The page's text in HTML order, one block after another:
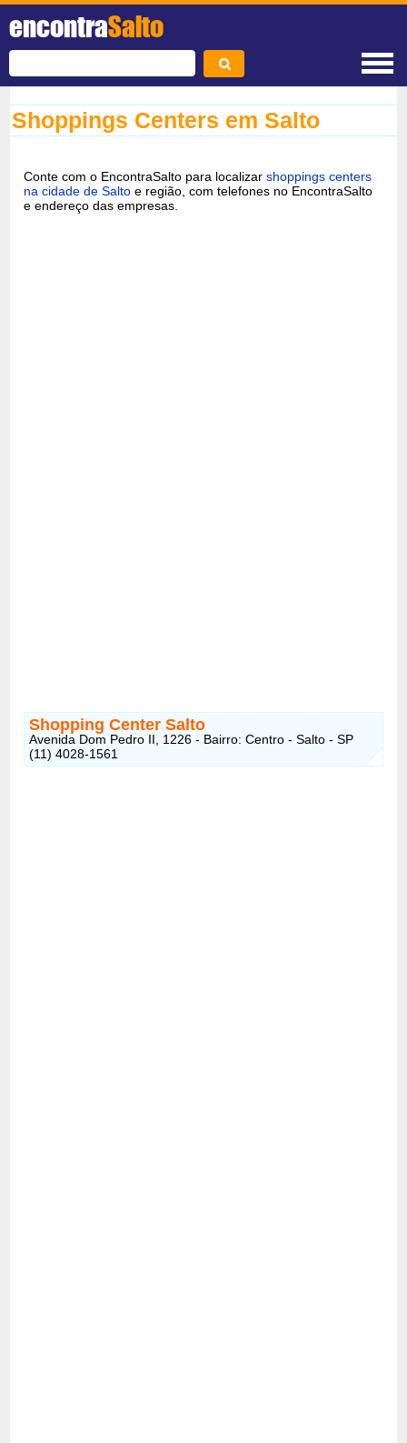
encontraSalto
Shoppings Centers em Salto
Conte com o EncontraSalto para localizarshoppings centers
na cidade de Salto e região, com telefones no EncontraSalto
e endereço das empresas.
Shopping Center Salto
Avenida Dom Pedro II, 1226 - Bairro: Centro - Salto - SP
(11) 4028-1561